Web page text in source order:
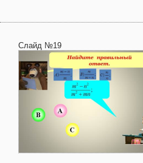
Слайд №19